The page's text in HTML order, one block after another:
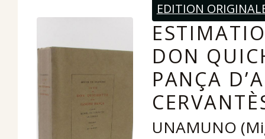
EDITION
DON
PANÇA
UNAMUNO